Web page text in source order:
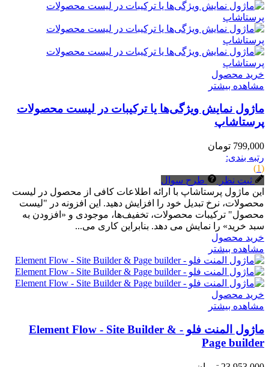
خرید محصول
مشاهده بیشتر
ماژول نمایش ویژگی‌ها یا ترکیبات در لیست محصولات
پرستاشاپ
799,000 تومان
رتبه بندی:
(1)
ثبت نظر
طرح سوال
این ماژول پرستاشاپ با ارائه اطلاعات کافی از محصول در لیست
محصولات، نرخ تبدیل خود را افزایش دهید. این افزونه در "لیست
محصول" ترکیبات محصولات، تخفیف‌ها، موجودی و «افزودن به
سبد خرید» را نمایش می دهد. بنابراین کاری می...
خرید محصول
مشاهده بیشتر
خرید محصول
مشاهده بیشتر
ماژول المنت فلو - Element Flow - Site Builder &
Page builder